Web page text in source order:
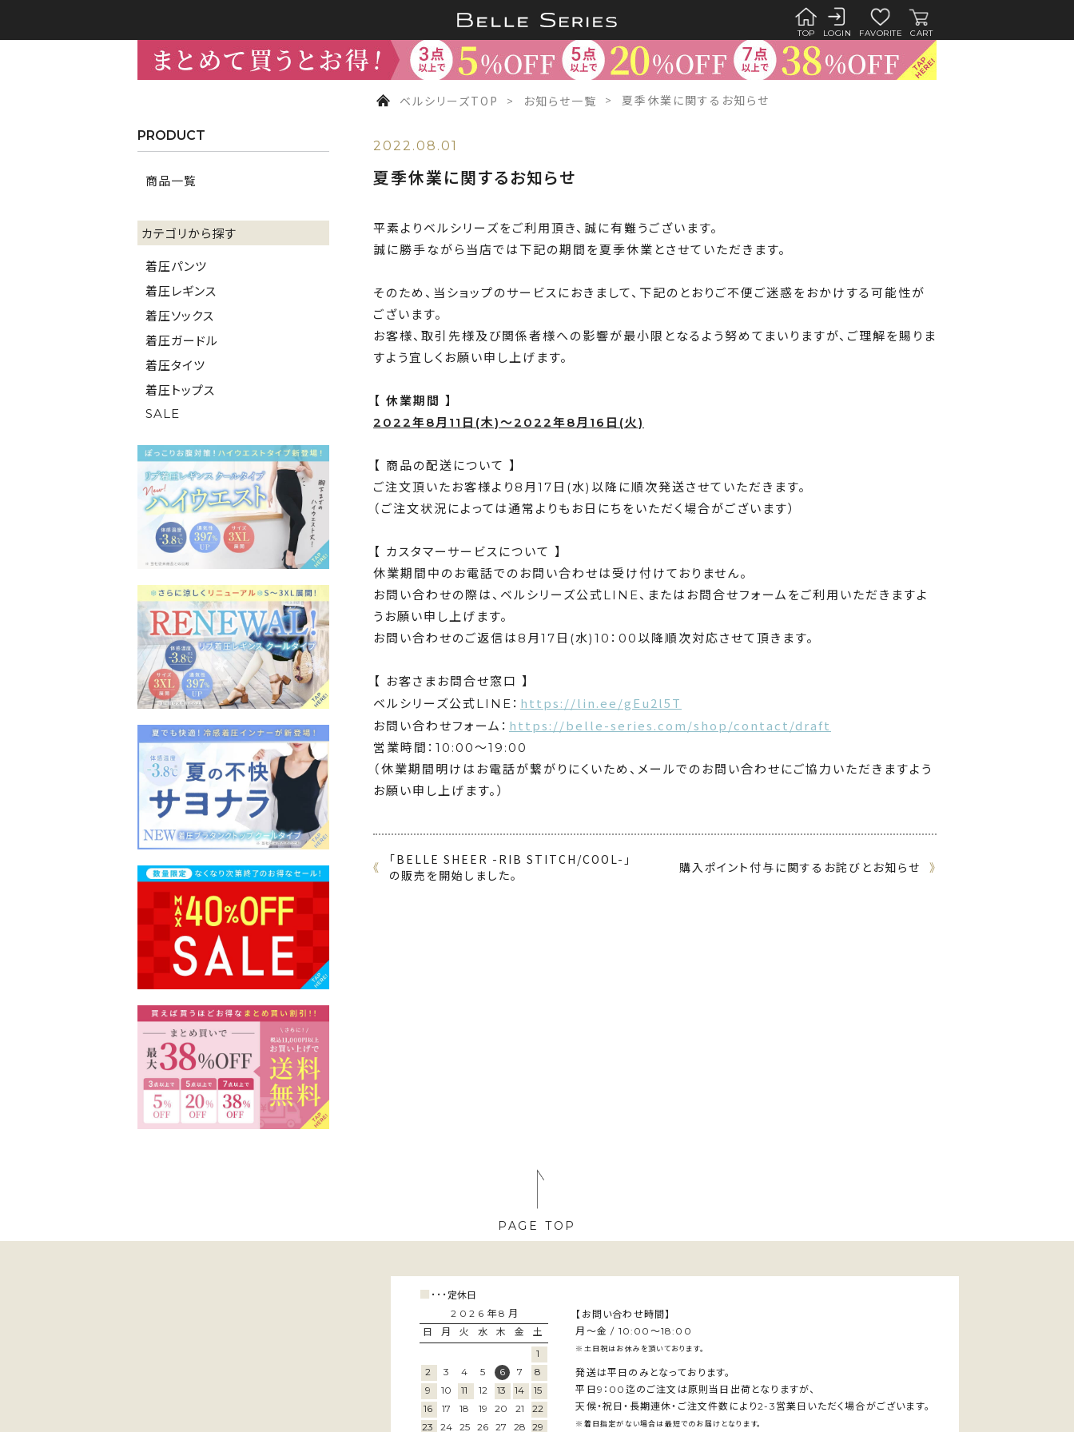
TOP LOGIN FAVORITE CART
PRODUCT
商品一覧
カテゴリから探す
着圧パンツ
着圧レギンス
着圧ソックス
着圧ガードル
着圧タイツ
着圧トップス
SALE
ベルシリーズTOP お知らせ一覧 夏季休業に関するお知らせ
2022.08.01
夏季休業に関するお知らせ
平素よりベルシリーズをご利用頂き、誠に有難うございます。
誠に勝手ながら当店では下記の期間を夏季休業とさせていただきます。
そのため、当ショップのサービスにおきまして、下記のとおりご不便ご迷惑をおかけする可能性が
ございます。
お客様、取引先様及び関係者様への影響が最小限となるよう努めてまいりますが、ご理解を賜りま
すよう宜しくお願い申し上げます。
【 休業期間 】
2022年8月11日(木)～2022年8月16日(火)
【 商品の配送について 】
ご注文頂いたお客様より8月17日(水)以降に順次発送させていただきます。
（ご注文状況によっては通常よりもお日にちをいただく場合がございます）
【 カスタマーサービスについて 】
休業期間中のお電話でのお問い合わせは受け付けておりません。
お問い合わせの際は、ベルシリーズ公式LINE、またはお問合せフォームをご利用いただきますよ
うお願い申し上げます。
お問い合わせのご返信は8月17日(水)10：00以降順次対応させて頂きます。
【 お客さまお問合せ窓口 】
ベルシリーズ公式LINE： https://lin.ee/gEu2l5T
お問い合わせフォーム： https://belle-series.com/shop/contact/draft
営業時間：10:00～19:00
（休業期間明けはお電話が繋がりにくいため、メールでのお問い合わせにご協力いただきますよう
お願い申し上げます。）
《
「BELLE SHEER -RIB STITCH/COOL-」
の販売を開始しました。
購入ポイント付与に関するお詫びとお知らせ 》
PAGE TOP
■ ･･･ 定休日
2026年8月
日
月 火 水 木 金
土
1
2
3 4 5 6 7
8
9
10 11 12 13 14
15
16
17 18 19 20 21
22
23
24 25 26 27 28 29
【お問い合わせ時間】
月～金 / 10:00～18:00
※土日祝はお休みを頂いております。
発送は平日のみとなっております。
平日9：00迄のご注文は原則当日出荷となりますが、
天候・祝日・長期連休・ご注文件数により2-3営業日いただく場合がございます。
※着日指定がない場合は最短でのお届けとなります。